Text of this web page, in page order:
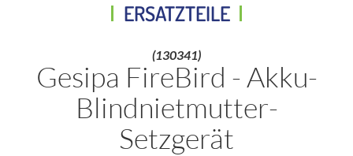
ERSATZTEILE
(130341)
Gesipa FireBird - Akku-
Blindnietmutter-
Setzgerät